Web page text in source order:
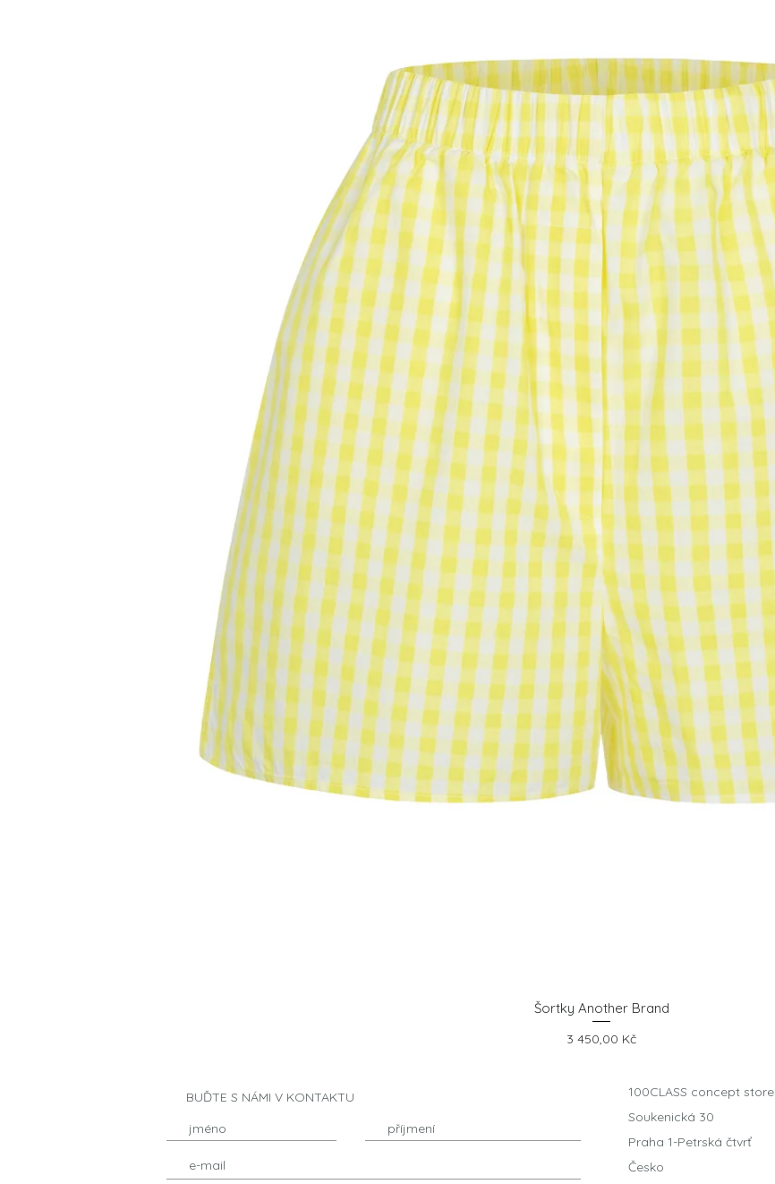
Rychlý náhled
Šortky Another Brand
Cena
3 450,00 Kč
BUĎTE S NÁMI V KONTAKTU
100CLASS concept store
Soukenická 30
Praha 1-Petrská čtvrť
Česko